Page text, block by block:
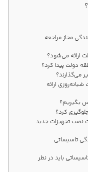
مجاز مراجعه
ارائه می‌شود؟
دولت پیدا کرد؟
می‌گذارند؟
ارائه
بگیریم؟
کرد؟
نصب تجهیزات جدید
تاسیساتی
باید در نظر